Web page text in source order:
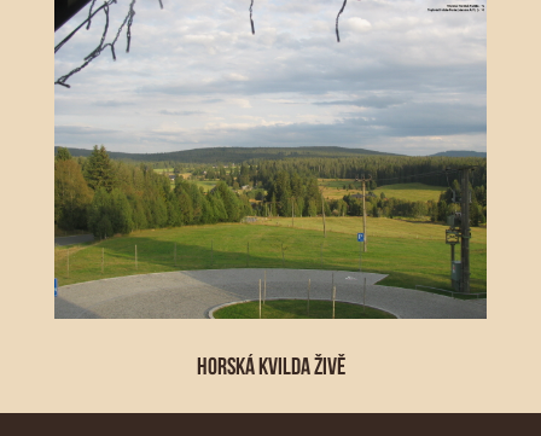
HORSKÁ KVILDA ŽIVĚ